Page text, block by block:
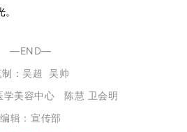
—END—
： 吴超
吴帅
学美容中心 陈慧 卫会明
编辑：宣传部